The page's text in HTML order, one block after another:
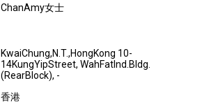
ChanAmy女士
KwaiChung,N.T.,HongKong 10-
14KungYipStreet, WahFatInd.Bldg.
(RearBlock), -
香港